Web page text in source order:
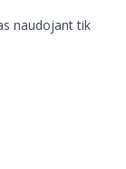
naudojant tik